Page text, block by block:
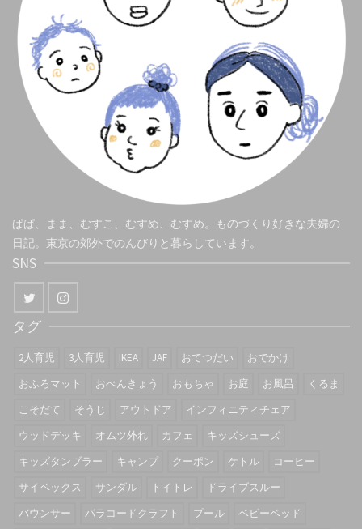
ぱぱ、まま、むすこ、むすめ、むすめ。ものづくり好きな夫婦の
日記。東京の郊外でのんびりと暮らしています。
SNS
タグ
2人育児 3人育児 IKEA JAF おてつだい
おでかけ
おふろマット
おべんきょう おもちゃ お庭 お風呂
くるま
こそだて
そうじ アウトドア
インフィニティチェア
ウッドデッキ
オムツ外れ カフェ
キッズシューズ
キッズタンブラー
キャンプ クーポン ケトル
コーヒー
サイベックス
サンダル トイトレ
ドライブスルー
バウンサー
パラコードクラフト プール ベビーベッド